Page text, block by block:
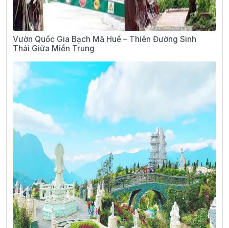
Vườn Quốc Gia Bạch Mã Huế – Thiên Đường Sinh
Thái Giữa Miền Trung